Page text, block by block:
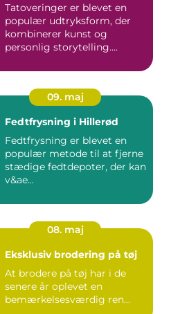
Tatoveringer er blevet en
populær udtryksform, der
kombinerer kunst og
personlig storytelling....
09. maj
Fedtfrysning i Hillerød
Fedtfrysning er blevet en
populær metode til at fjerne
stædige fedtdepoter, der kan
v&ae...
08. maj
Eksklusiv brodering på tøj
At brodere på tøj har i de
senere år oplevet en
bemærkelsesværdig ren...